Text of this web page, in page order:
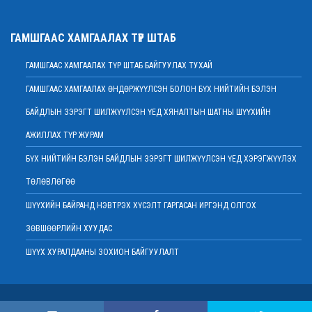
МЭДЭГДЭЛ
2022 оны 01 сарын 20
Ерөнхий шүүгч Д.Ганзориг Европын Холбооноос Монгол Улсад суугаа
Элчин сайдтай хамтын ажиллагааны талаар санал солилцов
2022 оны 01 сарын 19
Үндсэн хуулийн цэцийн гишүүнд нэр дэвшигчийн материал хүлээн авах
2022 оны 01 сарын 19
Улсын дээд шүүхийн дэргэдэх Шүүхийн сургалт, судалгаа, мэдээллийн
Дээд шүүхийн нийт шүүгчийн хуралдаан болно
холбогдох хэргийг хянан хэлэлцлээ
ГАМШГААС ХАМГААЛАХ ТҮР ШТАБ
ГАМШГААС ХАМГААЛАХ ТҮР ШТАБ БАЙГУУЛАХ ТУХАЙ
ГАМШГААС ХАМГААЛАХ ӨНДӨРЖҮҮЛСЭН БОЛОН БҮХ НИЙТИЙН БЭЛЭН
БАЙДЛЫН ЗЭРЭГТ ШИЛЖҮҮЛСЭН ҮЕД ХЯНАЛТЫН ШАТНЫ ШҮҮХИЙН
АЖИЛЛАХ ТҮР ЖУРАМ
БҮХ НИЙТИЙН БЭЛЭН БАЙДЛЫН ЗЭРЭГТ ШИЛЖҮҮЛСЭН ҮЕД ХЭРЭГЖҮҮЛЭХ
ТӨЛӨВЛӨГӨӨ
ШҮҮХИЙН БАЙРАНД НЭВТРЭХ ХҮСЭЛТ ГАРГАСАН ИРГЭНД ОЛГОХ
ЗӨВШӨӨРЛИЙН ХУУДАС
ШҮҮХ ХУРАЛДААНЫ ЗОХИОН БАЙГУУЛАЛТ